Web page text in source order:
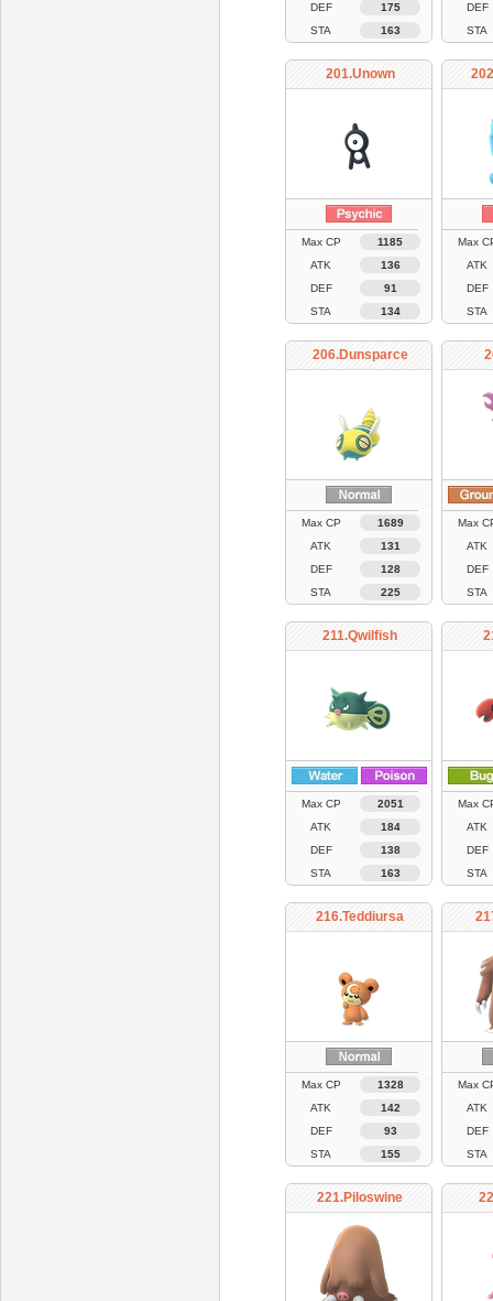
DEF
175
STA
163
DEF
STA
201.Unown
Max CP
1185
ATK
136
DEF
91
STA
134
Max
ATK
DEF
STA
206.Dunsparce
Max CP
1689
ATK
131
DEF
128
STA
225
Max
ATK
DEF
STA
211.Qwilfish
Max CP
2051
ATK
184
DEF
138
STA
163
Max
ATK
DEF
STA
216.Teddiursa
Max CP
1328
ATK
142
DEF
93
STA
155
Max
ATK
DEF
STA
221.Piloswine